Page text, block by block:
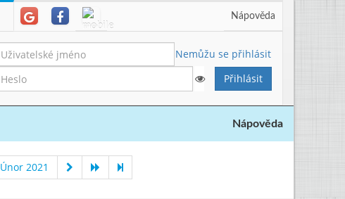
Nápověda
Nemůžu se přihlásit
Nápověda
Únor 2021